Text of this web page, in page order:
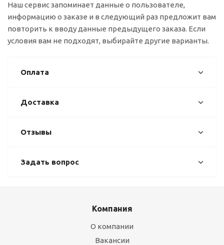
Наш сервис запоминает данные о пользователе,
информацию о заказе и в следующий раз предложит вам
повторить к вводу данные предыдущего заказа. Если
условия вам не подходят, выбирайте другие варианты.
Оплата
Доставка
Отзывы
Задать вопрос
Компания
О компании
Вакансии